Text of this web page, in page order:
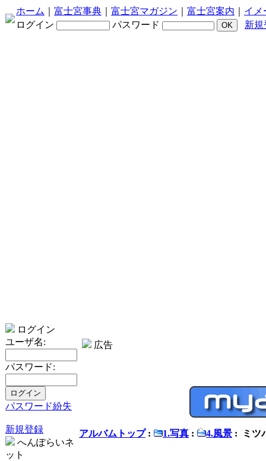
ホーム 富士宮事典 富士宮マガジン 富士宮案内
イメ
ログイン
パスワード 新規
ログイン
ユーザ名:
パスワード:
パスワード紛失
新規登録
へんぽらいネ
ット
広告
アルバムトップ: 1.写真 : 4.風景 : ミツ